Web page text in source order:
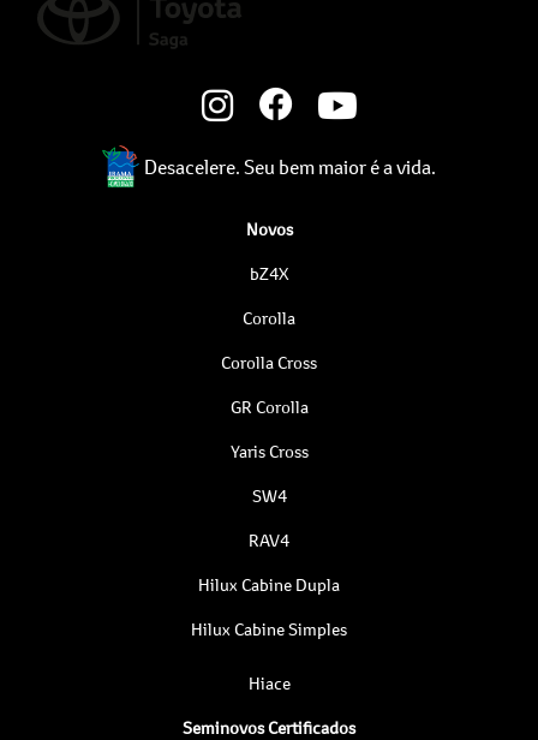
Desacelere. Seu bem maior é a vida.
Novos
bZ4X
Corolla
Corolla Cross
GR Corolla
Yaris Cross
SW4
RAV4
Hilux Cabine Dupla
Hilux Cabine Simples
Hiace
Seminovos Certificados